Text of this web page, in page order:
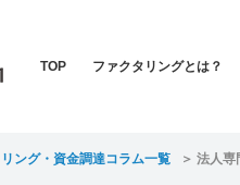
TOP ファクタリングとは？
ング・資金調達コラム一覧 法人専